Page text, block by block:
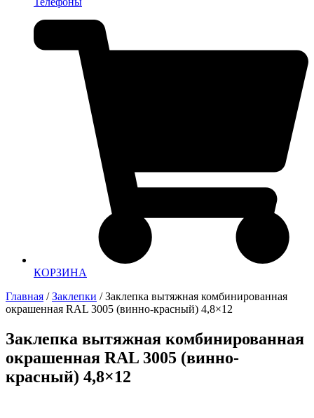
КОРЗИНА
Главная /Заклепки / Заклепка вытяжная комбинированная
окрашенная RAL 3005 (винно-красный) 4,8×12
Заклепка вытяжная комбинированная
окрашенная RAL 3005 (винно-
красный) 4,8×12